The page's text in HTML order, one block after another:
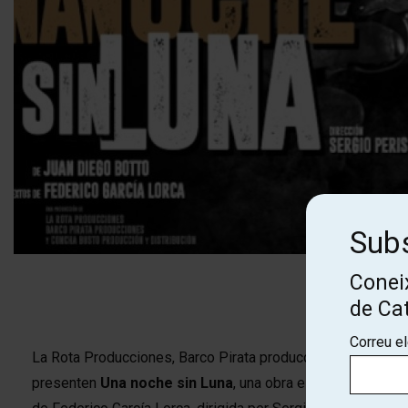
La Rota Producciones, Barco Pirata produccions teatrals i
presenten Una noche sin Luna, una obra escrita i
de
Correu